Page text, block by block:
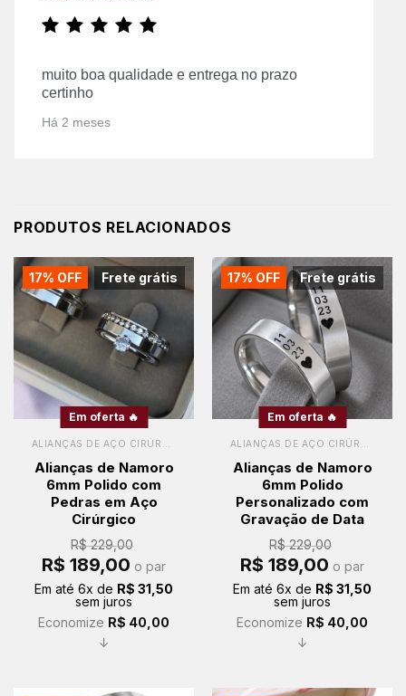
muito boa qualidade e entrega no prazo
certinho
Há 2 meses
PRODUTOS RELACIONADOS
Frete grátis
17% OFF
Em oferta 🔥
Alianças de Namoro
6mm Polido com
Pedras em Aço
Cirúrgico
R$229,00
O
preço
era:
R$ 229,00.
R$ 189,00 preço
é:
R$ 189,00.
o par
Em até 6x de R$ 31,50
sem juros
Economize R$ 40,00
↓
Frete grátis
17% OFF
Em oferta 🔥
Alianças de Namoro
6mm Polido
Personalizado com
Gravação de Data
R$229,00
O
preço
era:
R$ 229,00.
R$ 189,00 preço
é:
R$ 189,00.
o par
Em até 6x de R$ 31,50
sem juros
Economize R$ 40,00
↓